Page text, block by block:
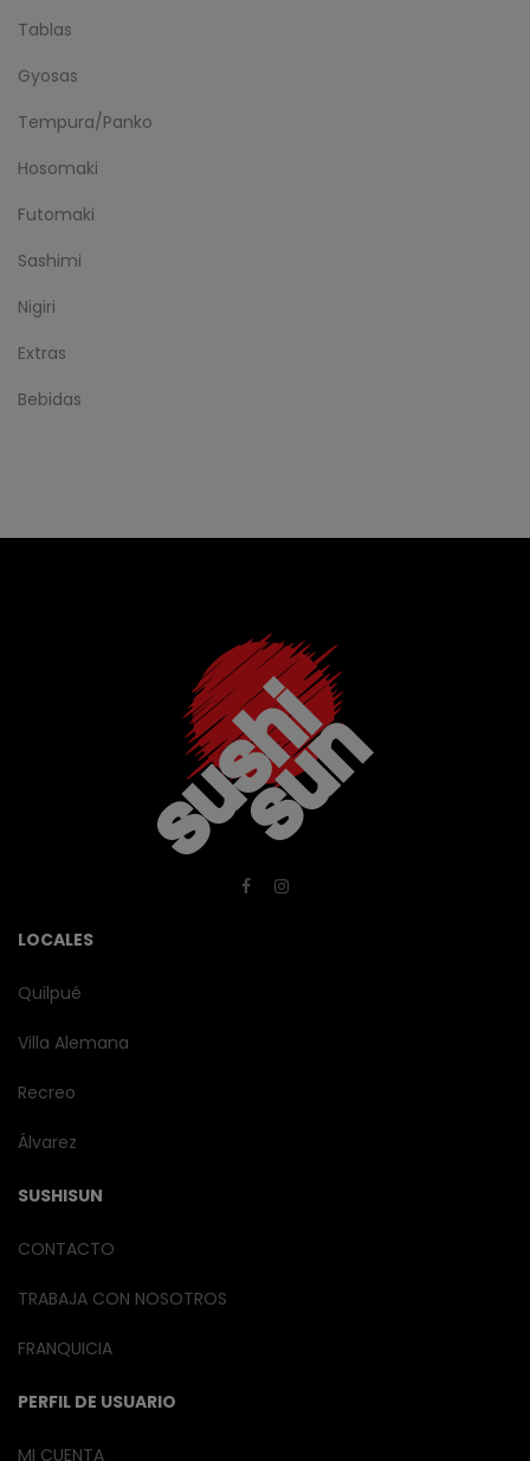
Tablas
Gyosas
Tempura/Panko
Hosomaki
Futomaki
Sashimi
Nigiri
Extras
Bebidas
LOCALES
Quilpué
Villa Alemana
Recreo
Álvarez
SUSHISUN
CONTACTO
TRABAJA CON NOSOTROS
FRANQUICIA
PERFIL DE USUARIO
MI CUENTA